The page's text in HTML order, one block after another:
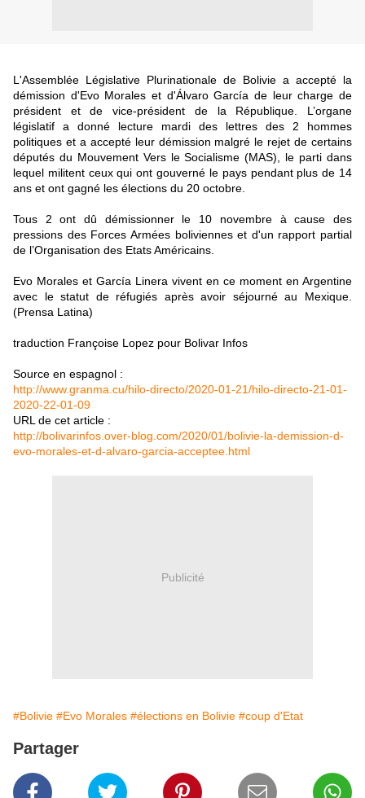
L'Assemblée Législative Plurinationale de Bolivie a accepté la
démission d'Evo Morales et d'Álvaro García de leur charge de
président et de vice-président de la République. L’organe
législatif a donné lecture mardi des lettres des 2 hommes
politiques et a accepté leur démission malgré le rejet de certains
députés du Mouvement Vers le Socialisme (MAS), le parti dans
lequel militent ceux qui ont gouverné le pays pendant plus de 14
ans et ont gagné les élections du 20 octobre.
Tous 2 ont dû démissionner le 10 novembre à cause des
pressions des Forces Armées boliviennes et d'un rapport partial
de l’Organisation des Etats Américains.
Evo Morales et García Linera vivent en ce moment en Argentine
avec le statut de réfugiés après avoir séjourné au Mexique.
(Prensa Latina)
traduction Françoise Lopez pour Bolivar Infos
Source en espagnol :
http://www.granma.cu/hilo-directo/2020-01-21/hilo-directo-21-01-
2020-22-01-09
URL de cet article :
http://bolivarinfos.over-blog.com/2020/01/bolivie-la-demission-d-
evo-morales-et-d-alvaro-garcia-acceptee.html
Publicité
#Bolivie #Evo Morales #élections en Bolivie #coup d'Etat
Partager